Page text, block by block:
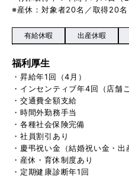
※産休：対象者20名／取得20名
有給休暇 出産休暇
福利厚生
・昇給年1回（4月）
・インセンティブ年4回（店舗
・交通費全額支給
・時間外勤務手当
・各種社会保険完備
・社員割引あり
・慶弔祝い金（結婚祝い金・出
・産休・育休制度あり
・定期健康診断年1回